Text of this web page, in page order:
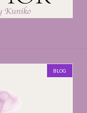
BLOG